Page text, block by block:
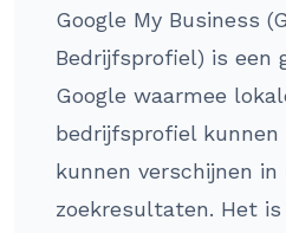
Google My Business
Bedrijfsprofiel) is een
Google waarmee
bedrijfsprofiel kunnen
kunnen verschijnen in
zoekresultaten. Het